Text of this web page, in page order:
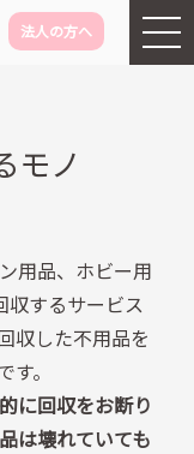
法人の方へ
モノ
用品、ホビー用
収するサービス
収した不用品を
。
に回収をお断り
は壊れていても